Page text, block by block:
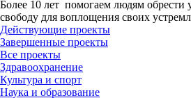
Более 10 лет помогаем людям обрести
свободу для воплощения своих
Действующие проекты
Завершенные проекты